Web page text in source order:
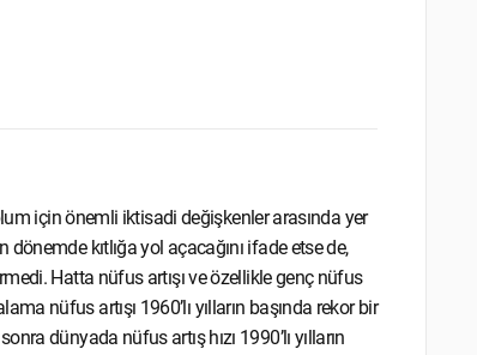
için önemli iktisadi değişkenler arasında yer
dönemde kıtlığa yol açacağını ifade etse de,
Hatta nüfus artışı ve özellikle genç nüfus
nüfus artışı 1960’lı yılların başında rekor bir
dünyada nüfus artış hızı 1990’lı yılların